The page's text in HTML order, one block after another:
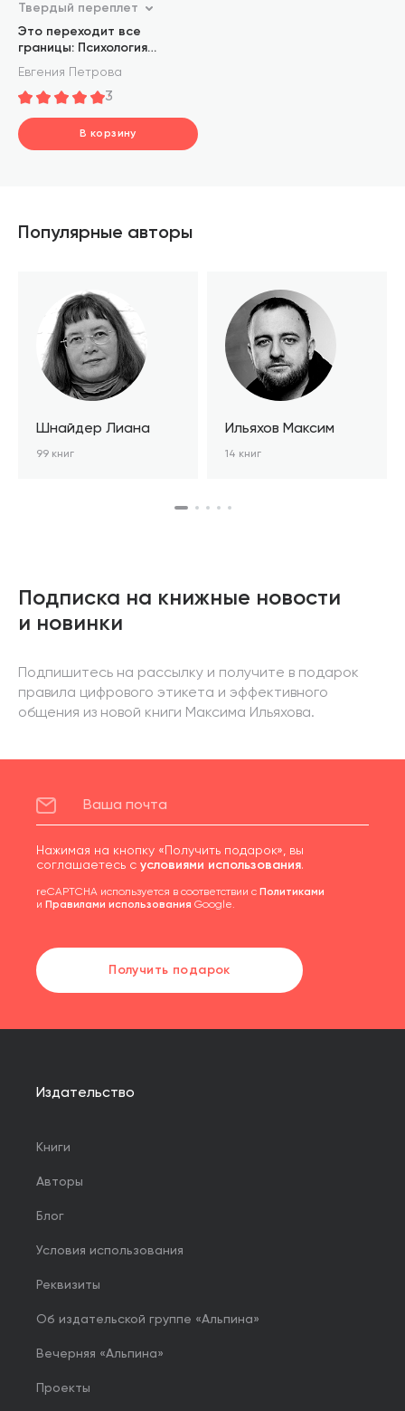
Твердый переплет
Это переходит все
границы: Психология
эмиграции. Как
адаптироваться к жизни в
другой стране
Евгения Петрова
3
В корзину
Популярные авторы
Шнайдер Лиана
99 книг
Ильяхов Максим
14 книг
Подписка на книжные новости
и новинки
Подпишитесь на рассылку и получите в подарок
правила цифрового этикета и эффективного
общения из новой книги Максима Ильяхова.
Нажимая на кнопку «Получить подарок», вы
соглашаетесь с условиями использования.
reCAPTCHA используется в соответствии с Политиками
и Правилами использования Google.
Получить подарок
Издательство
Книги
Авторы
Блог
Условия использования
Реквизиты
Об издательской группе «Альпина»
Вечерняя «Альпина»
Проекты